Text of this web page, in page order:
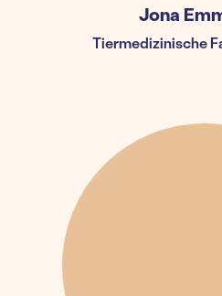
Jona
Tiermedizinische